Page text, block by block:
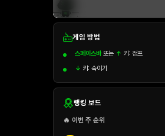
게임 방법
스페이스바또는 ↑ 키: 점프
↓ 키: 숙이기
랭킹 보드
🔥 이번 주 순위